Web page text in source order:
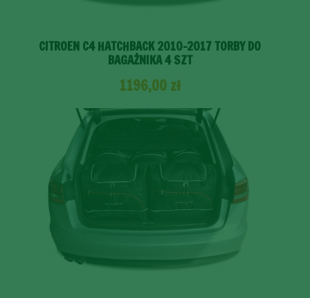
CITROEN C4 HATCHBACK 2010-2017 TORBY DO
BAGAŻNIKA 4 SZT
1196,00 zł